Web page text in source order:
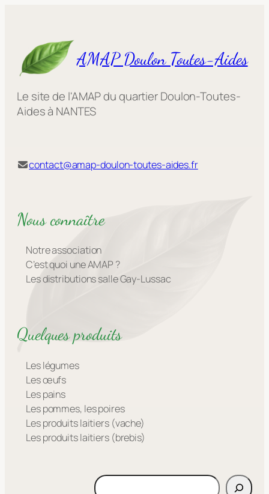
AMAP Doulon Toutes-Aides
Le site de l'AMAP du quartier Doulon-Toutes-
Aides à NANTES
contact@amap-doulon-toutes-aides.fr
Nous connaître
Notre association
C’est quoi une AMAP ?
Les distributions salle Gay-Lussac
Quelques produits
Les légumes
Les œufs
Les pains
Les pommes, les poires
Les produits laitiers (vache)
Les produits laitiers (brebis)
Rechercher